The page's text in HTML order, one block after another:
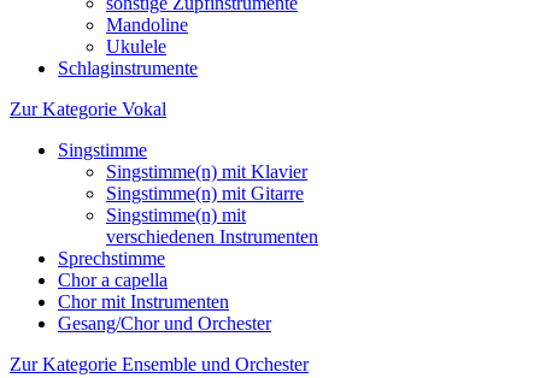
Mandoline
Ukulele
Schlaginstrumente
Zur Kategorie Vokal
Singstimme
Singstimme(n) mit Klavier
Singstimme(n) mit Gitarre
Singstimme(n) mit
verschiedenen Instrumenten
Sprechstimme
Chor a capella
Chor mit Instrumenten
Gesang/Chor und Orchester
Zur Kategorie Ensemble und Orchester